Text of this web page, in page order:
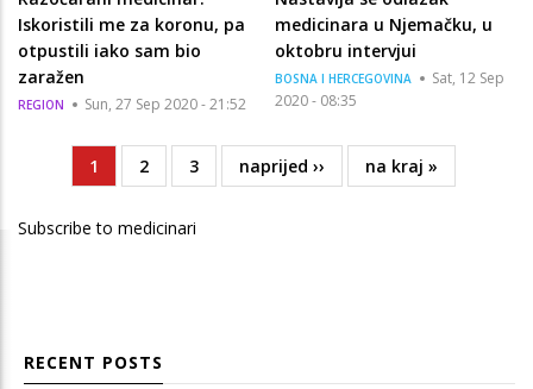
Iskoristili me za koronu, pa
otpustili iako sam bio
zaražen
REGION Sun, 27 Sep 2020 - 21:52
medicinara u Njemačku, u
oktobru intervjui
BOSNA I HERCEGOVINA
Sat, 12 Sep
2020 - 08:35
PaginationCurrent
page
1 Page
2 Page
3
Next
page
naprijed ››
Last
page
na kraj »
Subscribe to medicinari
RECENT POSTS